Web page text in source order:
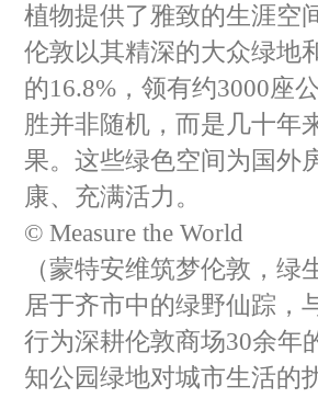
植物提供了雅致的生涯空
伦敦以其精深的大众绿地
的16.8%，领有约3000座
胜并非随机，而是几十年
果。这些绿色空间为国外
康、充满活力。
© Measure the World
（蒙特安维筑梦伦敦，绿
居于齐市中的绿野仙踪，
行为深耕伦敦商场30余年
知公园绿地对城市生活的